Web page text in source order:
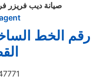
صيانة ديب فريزر
رقم الخط